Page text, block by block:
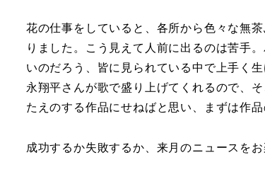
花の仕事をしていると、各所から色々な無
りました。こう見えて人前に出るのは苦手
いのだろう、皆に見られている中で上手く
永翔平さんが歌で盛り上げてくれるので、
たえのする作品にせねばと思い、まずは作
成功するか失敗するか、来月のニュースをお